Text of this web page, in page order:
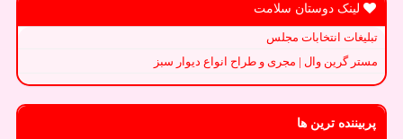
لینک دوستان سلامت
تبلیغات انتخابات مجلس
مستر گرین وال | مجری و طراح انواع دیوار سبز
پربیننده ترین ها